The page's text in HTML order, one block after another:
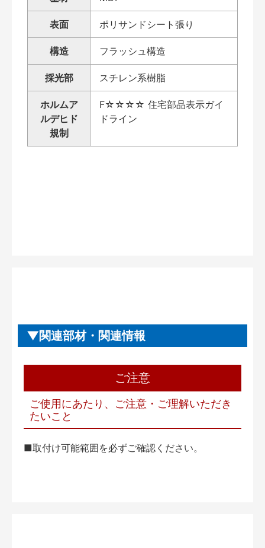
表面 ポリサンドシート張り
構造 フラッシュ構造
採光部 スチレン系樹脂
ホルムア
ルデヒド
規制
F☆☆☆☆ 住宅部品表示ガイ
ドライン
関連部材・関連情報
ご注意
ご使用にあたり、ご注意・ご理解いただき
たいこと
■取付け可能範囲を必ずご確認ください。